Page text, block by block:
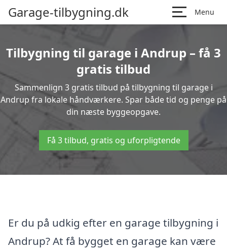
Garage-tilbygning.dk Menu
Tilbygning til garage i Andrup – få 3
gratis tilbud
Sammenlign 3 gratis tilbud på tilbygning til garage i
Andrup fra lokale håndværkere. Spar både tid og penge på
din næste byggeopgave.
Få 3 tilbud, gratis og uforpligtende
Er du på udkig efter en garage tilbygning i
Andrup? At få bygget en garage kan være